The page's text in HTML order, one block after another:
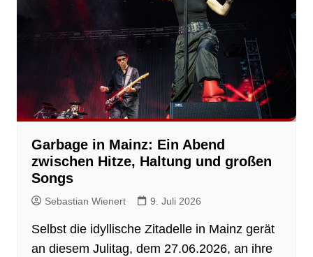
Garbage in Mainz: Ein Abend
zwischen Hitze, Haltung und großen
Songs
Sebastian Wienert 9. Juli 2026
Selbst die idyllische Zitadelle in Mainz gerät
an diesem Julitag, dem 27.06.2026, an ihre